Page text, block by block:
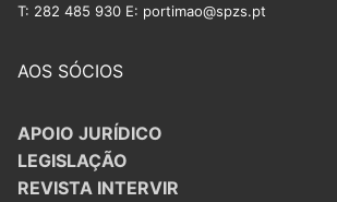
T: 282 485 930 E: portimao@spzs.pt
AOS SÓCIOS
APOIO JURÍDICO
LEGISLAÇÃO
REVISTA INTERVIR